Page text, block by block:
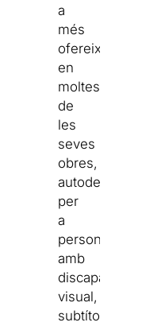
a
més
ofereix,
en
moltes
de
les
seves
obres,
autodescripció
per
a
persones
amb
discapacitat
visual,
subtítols